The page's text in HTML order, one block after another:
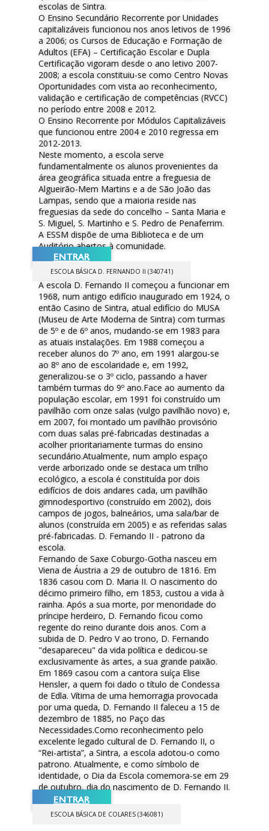
escolas de Sintra.
O Ensino Secundário Recorrente por Unidades
capitalizáveis funcionou nos anos letivos de 1996
a 2006; os Cursos de Educação e Formação de
Adultos (EFA) – Certificação Escolar e Dupla
Certificação vigoram desde o ano letivo 2007-
2008; a escola constituiu-se como Centro Novas
Oportunidades com vista ao reconhecimento,
validação e certificação de competências (RVCC)
no período entre 2008 e 2012.
O Ensino Recorrente por Módulos Capitalizáveis
que funcionou entre 2004 e 2010 regressa em
2012-2013.
Neste momento, a escola serve
fundamentalmente os alunos provenientes da
área geográfica situada entre a freguesia de
Algueirão-Mem Martins e a de São João das
Lampas, sendo que a maioria reside nas
freguesias da sede do concelho – Santa Maria e
S. Miguel, S. Martinho e S. Pedro de Penaferrim.
A ESSM dispõe de uma Biblioteca e de um
Auditório abertos à comunidade.
ENTRAR
ESCOLA BÁSICA D. FERNANDO II (340741)
A escola D. Fernando II começou a funcionar em
1968, num antigo edifício inaugurado em 1924, o
então Casino de Sintra, atual edifício do MUSA
(Museu de Arte Moderna de Sintra) com turmas
de 5º e de 6º anos, mudando-se em 1983 para
as atuais instalações. Em 1988 começou a
receber alunos do 7º ano, em 1991 alargou-se
ao 8º ano de escolaridade e, em 1992,
generalizou-se o 3º ciclo, passando a haver
também turmas do 9º ano.Face ao aumento da
população escolar, em 1991 foi construído um
pavilhão com onze salas (vulgo pavilhão novo) e,
em 2007, foi montado um pavilhão provisório
com duas salas pré-fabricadas destinadas a
acolher prioritariamente turmas do ensino
secundário.Atualmente, num amplo espaço
verde arborizado onde se destaca um trilho
ecológico, a escola é constituída por dois
edifícios de dois andares cada, um pavilhão
gimnodesportivo (construído em 2002), dois
campos de jogos,​​ balneários, uma​​​​ sala/bar de
alunos (construída em 2005) e as referidas salas
pré-fabricadas. D. Fernando II - patrono da
escola.
Fernando de Saxe Coburgo-Gotha nasceu em
Viena de Áustria a 29 de outubro de 1816. Em
1836 casou com D. Maria II. O nascimento do
décimo primeiro filho, em 1853, custou a vida à
rainha. Após a sua morte, por menoridade do
príncipe herdeiro, D. Fernando ficou como
regente do reino durante dois anos. Com a
subida de D. Pedro V ao trono, D. Fernando
"desapareceu" da vida política e dedicou-se
exclusivamente às artes, a sua grande paixão.
Em 1869 casou com a cantora suíça Elise
Hensler, a quem foi dado o título de Condessa
de Edla. Vítima de uma hemorragia provocada
por uma queda, D. Fernando II faleceu a 15 de
dezembro de 1885, no Paço das
Necessidades.Como reconhecimento pelo
excelente legado cultural de D. Fernando II, o
“Rei-artista”, a Sintra, a escola adotou-o como
patrono. Atualmente, e como símbolo de
identidade, o Dia da Escola comemora-se em 29
de outubro, dia do nascimento de D. Fernando II.
ENTRAR
ESCOLA BÁSICA DE COLARES (346081)